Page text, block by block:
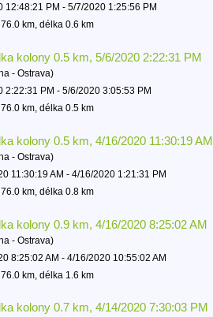
12:48:21 PM - 5/7/2020 1:25:56 PM
km, délka 0.6 km
kolony 0.5 km, 5/6/2020 2:22:31 PM
- Ostrava)
2:22:31 PM - 5/6/2020 3:05:53 PM
km, délka 0.5 km
kolony 0.5 km, 4/16/2020 11:30:19 AM
- Ostrava)
11:30:19 AM - 4/16/2020 1:21:31 PM
km, délka 0.8 km
kolony 0.9 km, 4/16/2020 8:25:02 AM
- Ostrava)
8:25:02 AM - 4/16/2020 10:55:02 AM
km, délka 1.6 km
kolony 0.7 km, 4/14/2020 7:30:03 PM